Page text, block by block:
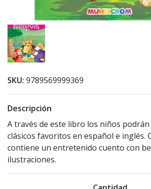
SKU: 9789569999369
Descripción
A través de este libro los niños
clásicos favoritos en español e inglés.
contiene un entretenido cuento con
ilustraciones.